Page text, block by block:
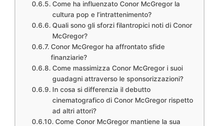
Come ha influenzato Conor McGregor la
cultura pop e l’intrattenimento?
Quali sono gli sforzi filantropici noti di Conor
McGregor?
Conor McGregor ha affrontato sfide
finanziarie?
Come massimizza Conor McGregor i suoi
guadagni attraverso le sponsorizzazioni?
In cosa si differenzia il debutto
cinematografico di Conor McGregor rispetto
ad altri attori?
Come Conor McGregor mantiene la sua